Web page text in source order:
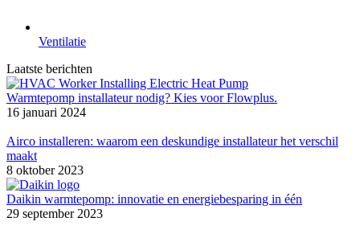
Ventilatie
Laatste berichten
Warmtepomp installateur nodig? Kies voor Flowplus.
16 januari 2024
Airco installeren: waarom een deskundige installateur het verschil
maakt
8 oktober 2023
Daikin warmtepomp: innovatie en energiebesparing in één
29 september 2023